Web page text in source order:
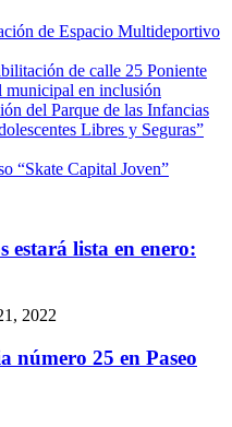
de Espacio Multideportivo
de calle 25 Poniente
municipal en inclusión
del Parque de las Infancias
Libres y Seguras”
“Skate Capital Joven”
estará lista en enero:
2022
número 25 en Paseo